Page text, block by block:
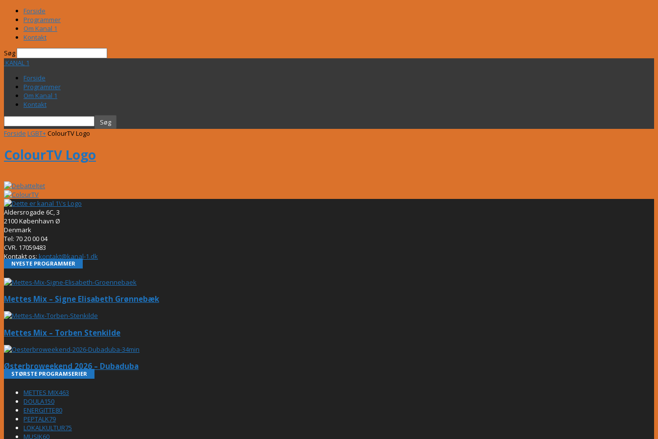
Forside
Programmer
Om Kanal 1
Kontakt
Søg
KANAL 1
Forside
Programmer
Om Kanal 1
Kontakt
Forside LGBT+ColourTV Logo
ColourTV Logo
Aldersrogade 6C, 3
2100 København Ø
Denmark
Tel: 70 20 00 04
CVR. 17059483
Kontakt os: kontakt@kanal-1.dk
NYESTE PROGRAMMER
Mettes Mix – Signe Elisabeth Grønnebæk
Mettes Mix – Torben Stenkilde
Østerbroweekend 2026 – Dubaduba
STØRSTE PROGRAMSERIER
METTES MIX463
DOULA150
ENERGITTE80
PEPTALK79
LOKALKULTUR75
MUSIK60